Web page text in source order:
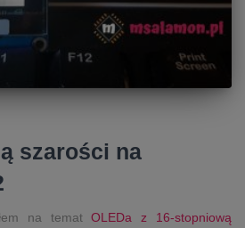
szarości na
na tematOLEDa z 16-stopniową